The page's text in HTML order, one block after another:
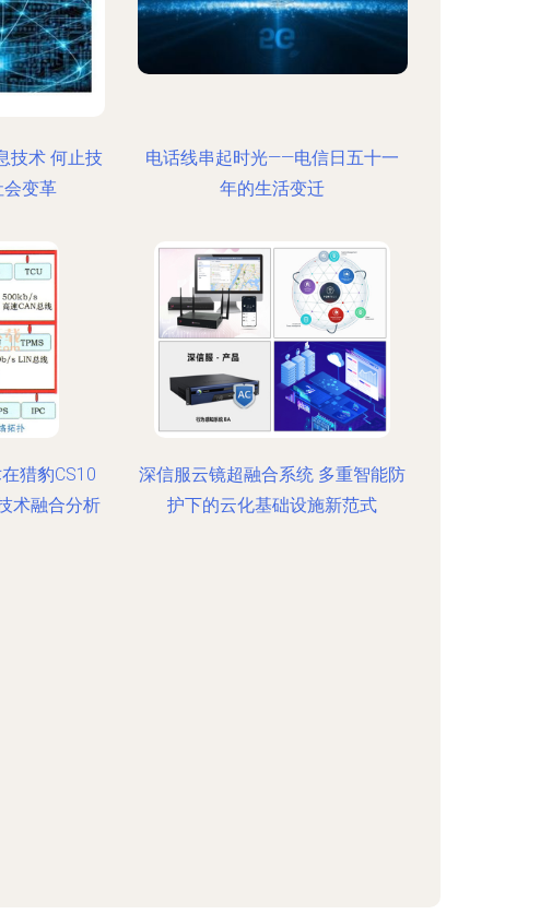
技术 何止技
变革
电话线串起时光——电信日五十一
年的生活变迁
猎豹CS10
术融合分析
深信服云镜超融合系统 多重智能防
护下的云化基础设施新范式